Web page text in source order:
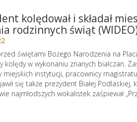
kolędował i składał
rodzinnych świąt
świętami Bożego Narodzenia na
kolędy w wykonaniu znanych bialczan.
miejskich instytucji, pracownicy
się także prezydent Białej Podlaskiej,
najmłodszych wokalistek zaśpiewał